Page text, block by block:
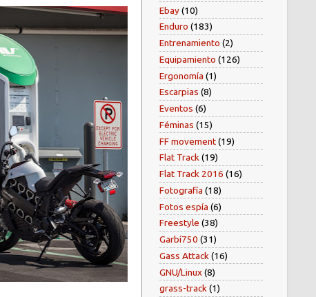
Ebay(10)
Enduro (183)
Entrenamiento (2)
Equipamiento (126)
Ergonomía (1)
Escarpias (8)
Eventos (6)
Féminas (15)
FF movement(19)
Flat Track(19)
Flat Track 2016 (16)
Fotografía (18)
Fotos espía (6)
Freestyle (38)
Garbí750 (31)
Gass Attack (16)
GNU/Linux(8)
grass-track(1)